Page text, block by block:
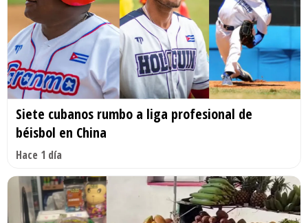
Siete cubanos rumbo a liga profesional de
béisbol en China
Hace 1 día